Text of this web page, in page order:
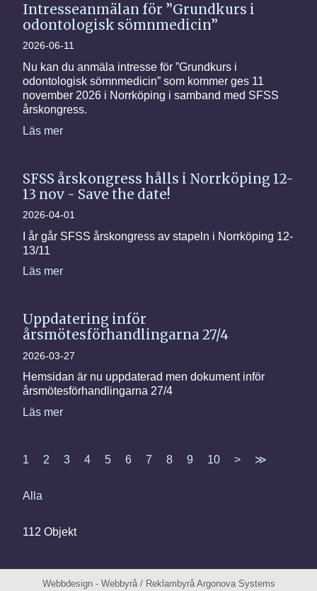
Intresseanmälan för ”Grundkurs i
odontologisk sömnmedicin”
2026-06-11
Nu kan du anmäla intresse för ”Grundkurs i
odontologisk sömnmedicin” som kommer ges 11
november 2026 i Norrköping i samband med SFSS
årskongress.
Läs mer
SFSS årskongress hålls i Norrköping 12-
13 nov - Save the date!
2026-04-01
I år går SFSS årskongress av stapeln i Norrköping 12-
13/11
Läs mer
Uppdatering inför
årsmötesförhandlingarna 27/4
2026-03-27
Hemsidan är nu uppdaterad men dokument inför
årsmötesförhandlingarna 27/4
Läs mer
1 2 3 4 5 6 7 8 9 10 > ≫
Alla
112 Objekt
Webbdesign- Webbyrå/ Reklambyrå Argonova Systems